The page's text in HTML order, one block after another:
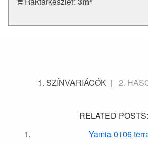
SZÍNVARIÁCÓK
RELATED POSTS:
Yamia 0106